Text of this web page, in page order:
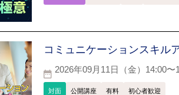
コミュニケーションスキル
2026年09月11日（金）14:00〜
対面 公開講座 有料 初心者歓迎